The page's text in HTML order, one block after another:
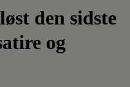
den sidste
og